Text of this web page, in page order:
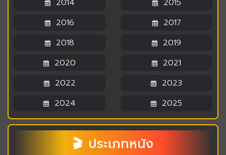
2014
2015
2016
2017
2018
2019
2020
2021
2022
2023
2024
2025
🎬 ประเภทหนัง